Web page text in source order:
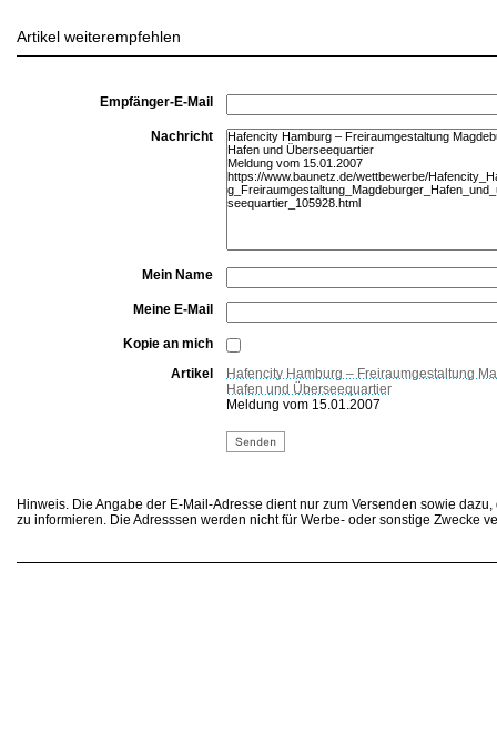
Artikel weiterempfehlen
Empfänger-E-Mail
Nachricht
Mein Name
Meine E-Mail
Kopie an mich
Artikel
Hafencity Hamburg – Freiraumgestaltung
Hafen und Überseequartier
Meldung vom 15.01.2007
Hinweis. Die Angabe der E-Mail-Adresse dient nur zum Versenden sowie
zu informieren. Die Adresssen werden nicht für Werbe- oder sonstige Zwecke